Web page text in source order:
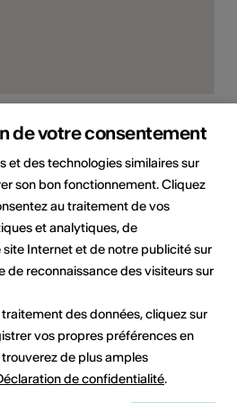
Transports publics
de votre consentement
et des technologies similaires sur
son bon fonctionnement. Cliquez
au traitement de vos
et analytiques, de
Internet et de notre publicité sur
de reconnaissance des visiteurs sur
traitement des données, cliquez sur
vos propres préférences en
de plus amples
de confidentialité.